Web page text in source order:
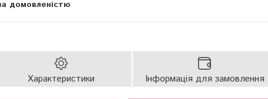
домовленістю
Характеристики Інформація для замовлення